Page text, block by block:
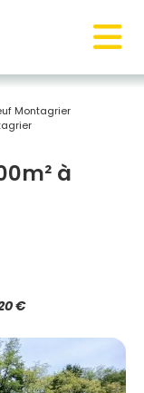
Montagrier
à
€